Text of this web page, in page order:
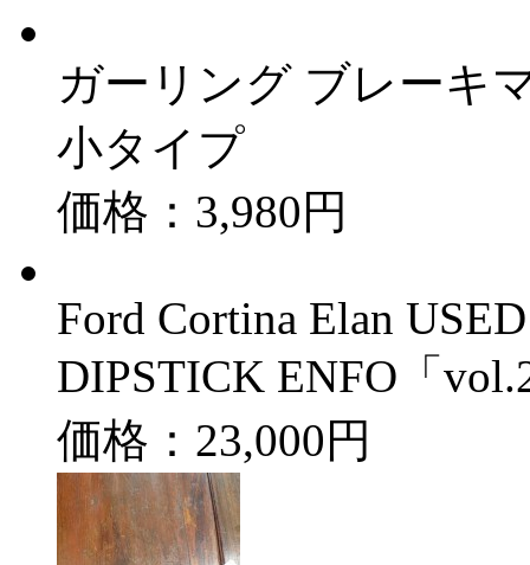
ガーリング ブレーキ
小タイプ
価格：3,980円
Ford Cortina Elan
DIPSTICK ENFO「
価格：23,000円